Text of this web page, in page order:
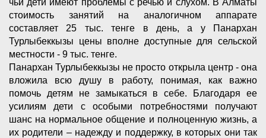
стоимость занятий на аналогичном аппарате
составляет 25 тыс. тенге в день, а у Панархан
Турлыбеккызы цены вполне доступные для сельской
местности - 9 тыс. тенге.
Панархан Турлыбеккызы не просто открыла центр - она
вложила всю душу в работу, понимая, как важно
помочь детям не замыкаться в себе. Благодаря ее
усилиям дети с особыми потребностями получают
шанс на нормальное общение и полноценную жизнь, а
их родители – надежду и поддержку, в которых они так